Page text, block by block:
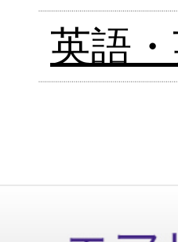
英語